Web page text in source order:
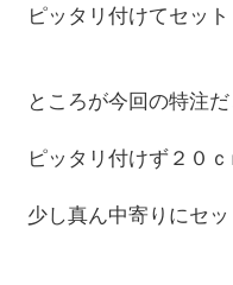
ピッタリ付けてセッ
ところが今回の特注
ピッタリ付けず２０
少し真ん中寄りにセ